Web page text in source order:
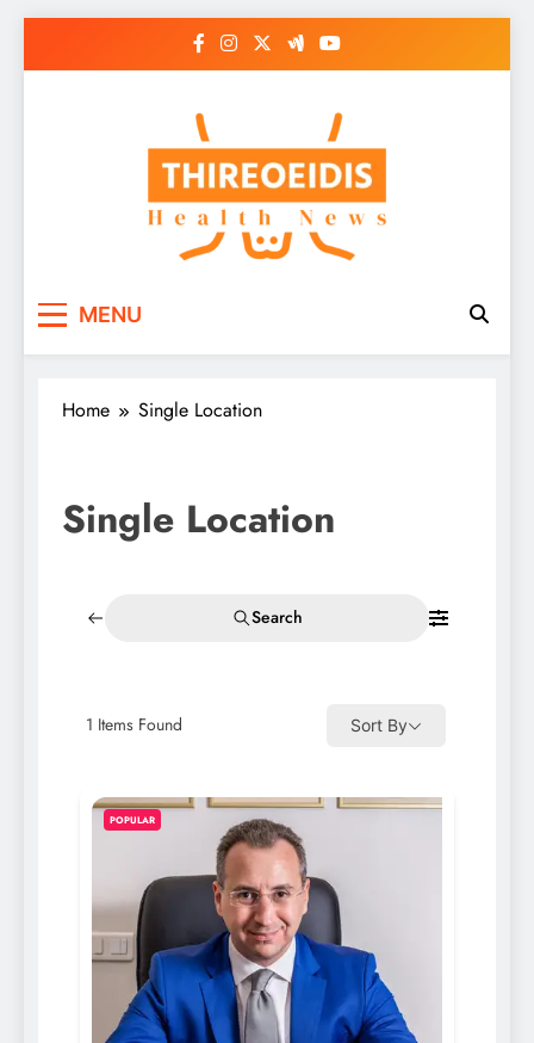
Παθήσεις Θυρεοειδούς
– Thireoeidis
MENU
Home Single Location
Single Location
Search
1 Items Found Sort By
POPULAR